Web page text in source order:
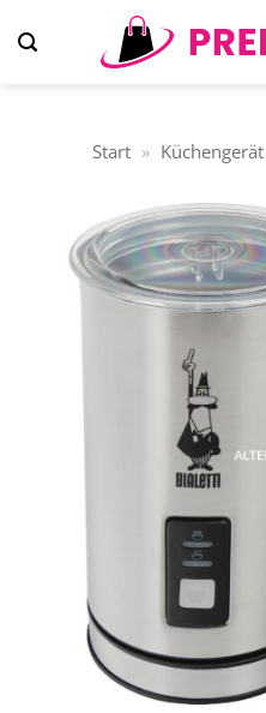
Inhalt
Start » Küchengerät